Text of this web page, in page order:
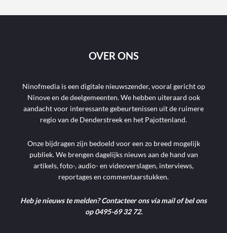
OVER ONS
Ninofmedia is een digitale nieuwszender, vooral gericht op
Ninove en de deelgemeenten. We hebben uiteraard ook
aandacht voor interessante gebeurtenissen uit de ruimere
regio van de Denderstreek en het Pajottenland.
Onze bijdragen zijn bedoeld voor een zo breed mogelijk
publiek. We brengen dagelijks nieuws aan de hand van
artikels, foto-, audio- en videoverslagen, interviews,
reportages en commentaarstukken.
Heb je nieuws te melden? Contacteer ons via mail of bel ons
op 0495-69 32 72.